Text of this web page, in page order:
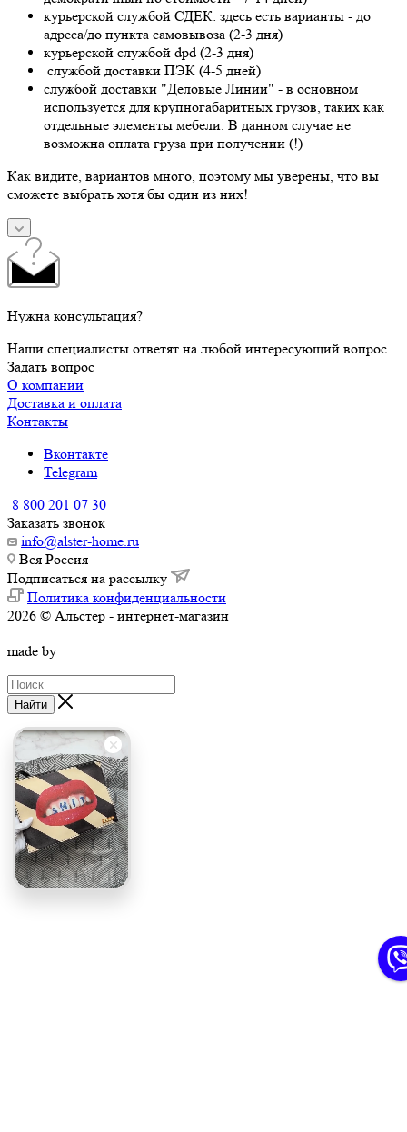
курьерской службой СДЕК: здесь есть варианты - до
адреса/до пункта самовывоза (2-3 дня)
курьерской службой dpd (2-3 дня)
службой доставки ПЭК (4-5 дней)
службой доставки "Деловые Линии" - в основном
используется для крупногабаритных грузов, таких как
отдельные элементы мебели. В данном случае не
возможна оплата груза при получении (!)
Как видите, вариантов много, поэтому мы уверены, что вы
сможете выбрать хотя бы один из них!
Нужна консультация?
Наши специалисты ответят на любой интересующий вопрос
Задать вопрос
О компании
Доставка и оплата
Контакты
Вконтакте
Telegram
8 800 201 07 30
Заказать звонок
info@alster-home.ru
Вся Россия
Подписаться на рассылку
Политика конфиденциальности
2026 © Альстер - интернет-магазин
made by
Найти